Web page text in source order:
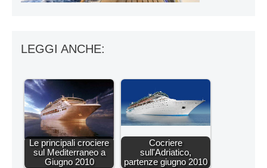
LEGGI ANCHE:
Le principali crociere
sul Mediterraneo a
Giugno 2010
Cocriere
sull'Adriatico,
partenze giugno 2010